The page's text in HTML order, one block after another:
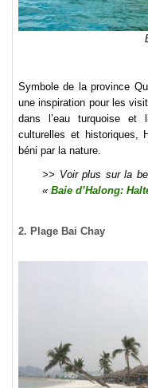
Symbole de la province
une inspiration pour les
dans l’eau turquoise
culturelles et historiques,
béni par la nature.
>> Voir plus sur la
« Baie d’Halong:
2. Plage Bai Chay